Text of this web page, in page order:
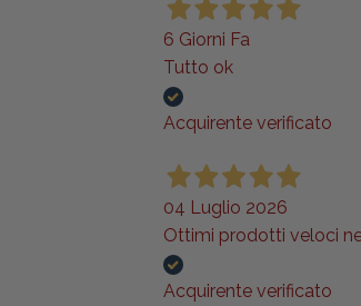
6 Giorni Fa
Tutto ok
Acquirente verificato
04 Luglio 2026
Ottimi prodotti veloci
Acquirente verificato